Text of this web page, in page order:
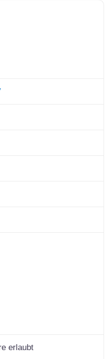
erlaubt